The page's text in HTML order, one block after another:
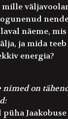
näeme,
ja mida
energia?
nimed on